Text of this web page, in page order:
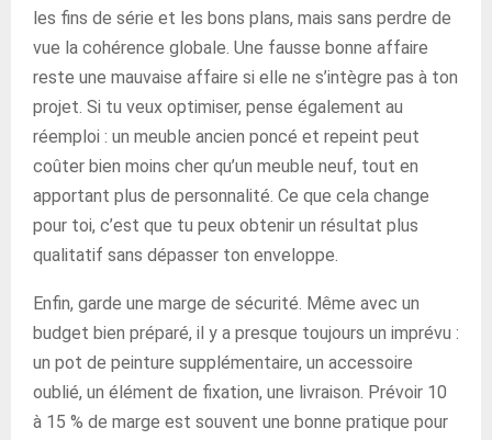
les fins de série et les bons plans, mais sans perdre de
vue la cohérence globale. Une fausse bonne affaire
reste une mauvaise affaire si elle ne s’intègre pas à ton
projet. Si tu veux optimiser, pense également au
réemploi : un meuble ancien poncé et repeint peut
coûter bien moins cher qu’un meuble neuf, tout en
apportant plus de personnalité. Ce que cela change
pour toi, c’est que tu peux obtenir un résultat plus
qualitatif sans dépasser ton enveloppe.
Enfin, garde une marge de sécurité. Même avec un
budget bien préparé, il y a presque toujours un imprévu :
un pot de peinture supplémentaire, un accessoire
oublié, un élément de fixation, une livraison. Prévoir 10
à 15 % de marge est souvent une bonne pratique pour